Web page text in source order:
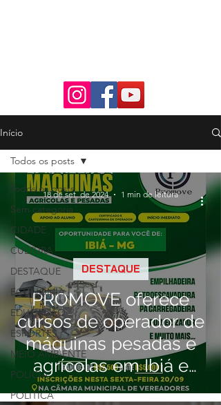
Início
Todos os posts
Sem categoria
CIDADE
CULTURA
DESTAQUE
ECONOMIA
EDUCAÇÃO
ESPORTES
MEIO AMBIENTE
POLÍCIA
POLÍTICA
Todos os posts
PROMOVE oferece
cursos de operador de
máquinas pesadas e
agrícolas em Ibiá e
região
DESTAQUE
18 de set. de 2024 1 min de leitura